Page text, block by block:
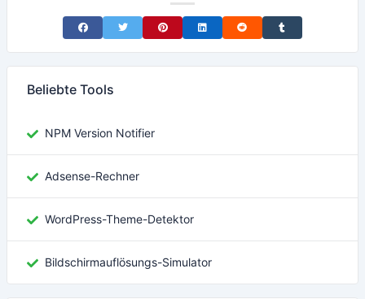
Share on Facebook
Share on TwitterShare on Pinterest
Share on LinkedIn
Share on RedditShare on Tumblr
Beliebte Tools
NPM Version Notifier
Adsense-Rechner
WordPress-Theme-Detektor
Bildschirmauflösungs-Simulator